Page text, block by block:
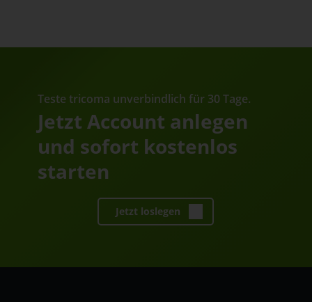
Teste tricoma unverbindlich für 30 Tage.
Jetzt Account anlegen
und sofort kostenlos
starten
Jetzt loslegen